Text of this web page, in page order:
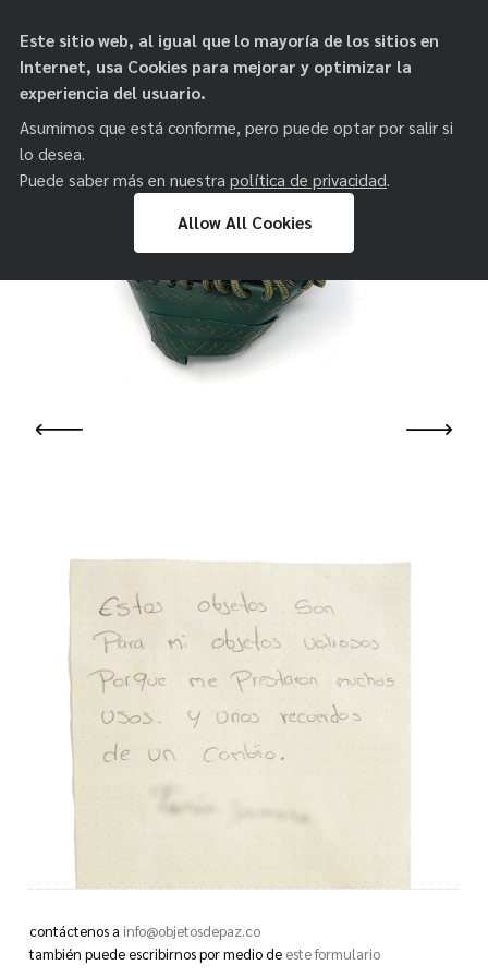
paz
contáctenos a info@objetosdepaz.co
también puede escribirnos por medio de este formulario
Este sitio web, al igual que lo mayoría de los sitios en
Internet, usa Cookies para mejorar y optimizar la
experiencia del usuario.
Asumimos que está conforme, pero puede optar por salir si
lo desea.
Puede saber más en nuestra política de privacidad.
Allow All Cookies